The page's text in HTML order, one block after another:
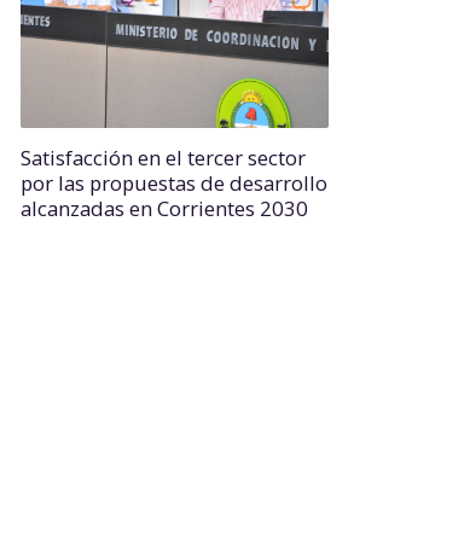
Satisfacción en el tercer sector
por las propuestas de desarrollo
alcanzadas en Corrientes 2030